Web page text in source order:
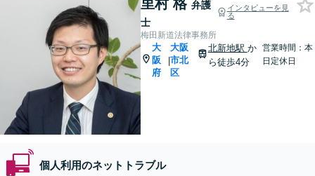
里村 格 弁護
士
インタビューを見
る
梅田新道法律事務所
大
阪
府
|
大阪
市北
区
北新地駅 か
ら徒歩4分
営業時間：本
日定休日
個人利用のネットトラブル